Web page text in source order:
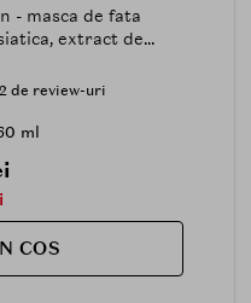
- masca de fata
extract de...
de review-uri
ml
COS